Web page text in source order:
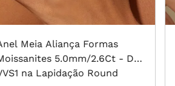
Meia Aliança Formas
5.0mm/2.6Ct - D
na Lapidação Round